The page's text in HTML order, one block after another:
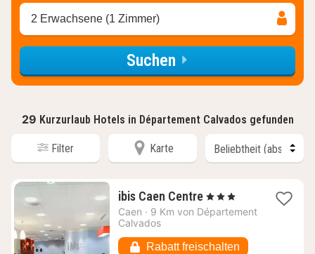
2 Erwachsene (1 Zimmer)
Suchen
29 Kurzurlaub Hotels in Département Calvados gefunden
Filter Karte
ibis Caen Centre1
Nacht
ab
€
, 3 Sterne
Caen · 9 Km von Département
Calvados
Rabatt freischalten